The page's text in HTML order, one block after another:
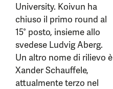
University. Koivun ha
chiuso il primo round al
15° posto, insieme allo
svedese Ludvig Aberg.
Un altro nome di rilievo è
Xander Schauffele,
attualmente terzo nel